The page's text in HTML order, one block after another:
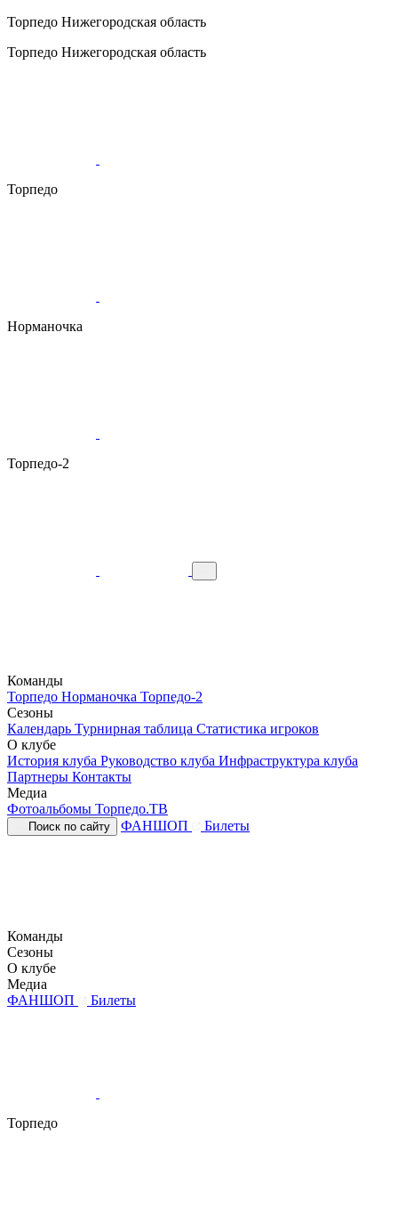
Торпедо Нижегородская область
Торпедо Нижегородская область
Торпедо
Норманочка
Торпедо-2
Команды
Торпедо Норманочка Торпедо-2
Сезоны
Календарь Турнирная таблица Статистика игроков
О клубе
История клуба Руководство клуба Инфраструктура клуба
Партнеры Контакты
Медиа
Фотоальбомы Торпедо.ТВ
Поиск по сайту ФАНШОП Билеты
Команды
Сезоны
О клубе
Медиа
ФАНШОП
Билеты
Торпедо